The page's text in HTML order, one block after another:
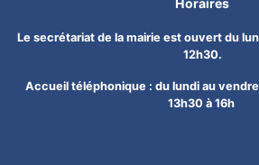
Horaires
Le secrétariat de la mairie est ouvert du
12h30.
Accueil téléphonique : du lundi au
13h30 à 16h